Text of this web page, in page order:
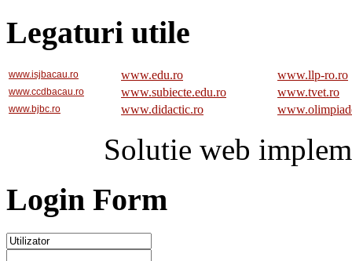
Legaturi utile
www.isjbacau.ro www.edu.ro www.llp-ro.ro
www.ccdbacau.ro www.subiecte.edu.ro www.tvet.ro
www.bjbc.ro www.didactic.ro
Solutie web
Login Form